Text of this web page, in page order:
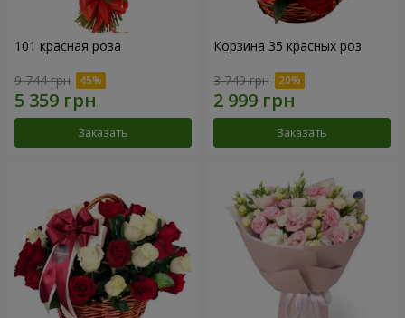
101 красная роза
9 744 грн
Заказать
Корзина 35 красных роз
3 749 грн
Заказать